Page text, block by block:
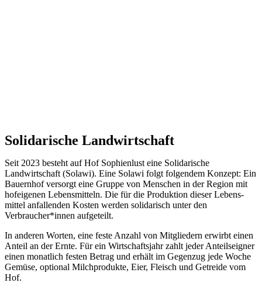
Solidarische Landwirtschaft
Seit 2023 besteht auf Hof Sophienlust eine Solidarische
Landwirtschaft (Solawi). Eine Solawi folgt folgendem Konzept: Ein
Bauern­hof versorgt eine Gruppe von Menschen in der Region mit
hof­eigenen Lebens­mitteln. Die für die Produktion dieser Lebens­
mittel anfallenden Kosten werden solidarisch unter den
Verbraucher*­innen aufgeteilt.
In anderen Worten, eine feste Anzahl von Mitgliedern erwirbt einen
Anteil an der Ernte. Für ein Wirtschaftsjahr zahlt jeder Anteilseigner
einen monatlich festen Betrag und erhält im Gegenzug jede Woche
Gemüse, optional Milchprodukte, Eier, Fleisch und Getreide vom
Hof.